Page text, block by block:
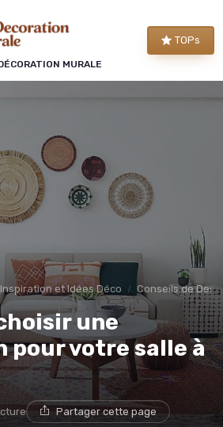
MURALE
TOPs
Inspiration et Idées Déco Conseils de
une
pour votre salle à
Partager cette page
cookies